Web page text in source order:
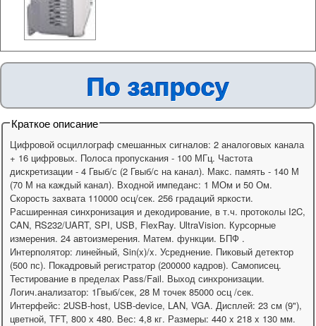
По запросу
Краткое описание
Цифровой осциллограф смешанных сигналов: 2 аналоговых канала
+ 16 цифровых. Полоса пропускания - 100 МГц. Частота
дискретизации - 4 Гвыб/с (2 Гвыб/с на канал). Макс. память - 140 М
(70 М на каждый канал). Входной импеданс: 1 МОм и 50 Ом.
Скорость захвата 110000 осц/сек. 256 градаций яркости.
Расширенная синхронизация и декодирование, в т.ч. протоколы I2C,
CAN, RS232/UART, SPI, USB, FlexRay. UltraVision. Курсорные
измерения. 24 автоизмерения. Матем. функции. БПФ .
Интерполятор: линейный, Sin(x)/x. Усреднение. Пиковый детектор
(500 пс). Покадровый регистратор (200000 кадров). Самописец.
Тестирование в пределах Pass/Fail. Выход синхронизации.
Логич.анализатор: 1Гвыб/сек, 28 М точек 85000 осц /сек.
Интерфейс: 2USB-host, USB-device, LAN, VGA. Дисплей: 23 см (9"),
цветной, TFT, 800 х 480. Вес: 4,8 кг. Размеры: 440 x 218 x 130 мм.